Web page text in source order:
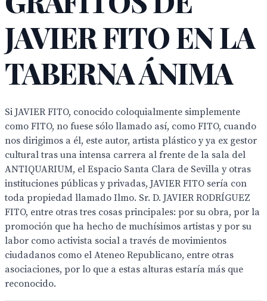
JAVIER FITO EN LA
TABERNA ÁNIMA
Si JAVIER FITO, conocido coloquialmente simplemente
como FITO, no fuese sólo llamado así, como FITO, cuando
nos dirigimos a él, este autor, artista plástico y ya ex gestor
cultural tras una intensa carrera al frente de la sala del
ANTIQUARIUM, el Espacio Santa Clara de Sevilla y otras
instituciones públicas y privadas, JAVIER FITO sería con
toda propiedad llamado Ilmo. Sr. D. JAVIER RODRÍGUEZ
FITO, entre otras tres cosas principales: por su obra, por la
promoción que ha hecho de muchísimos artistas y por su
labor como activista social a través de movimientos
ciudadanos como el Ateneo Republicano, entre otras
asociaciones, por lo que a estas alturas estaría más que
reconocido.